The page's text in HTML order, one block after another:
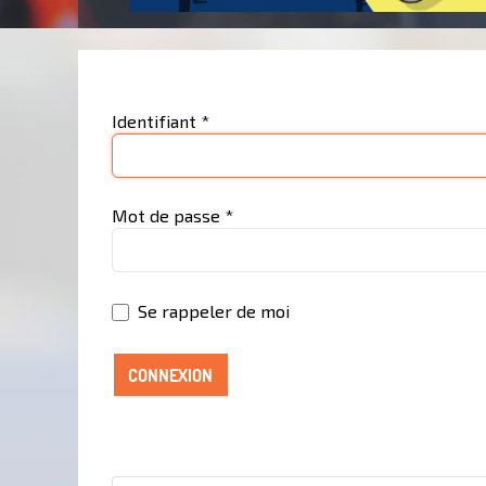
Identifiant *
Mot de passe *
Se rappeler de moi
CONNEXION